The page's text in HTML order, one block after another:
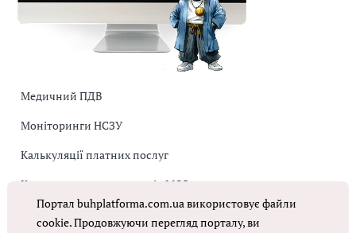
Медичний ПДВ
Моніторинги НСЗУ
Калькуляції платних послуг
Коригувальна накладна від МОЗ
Оплата праці в КНП
Портал buhplatforma.com.ua використовує файли
cookie. Продовжуючи перегляд порталу, ви